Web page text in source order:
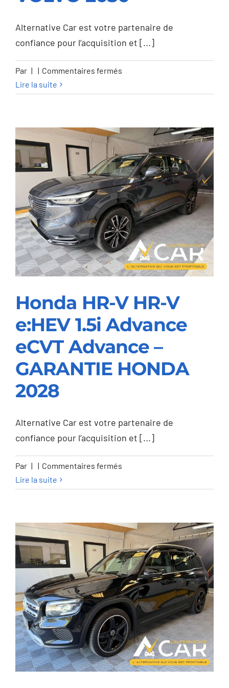
Alternative Car est votre partenaire de
confiance pour l’acquisition et [...]
Par | | Commentaires fermés
C40
82
kWh
Recharge
Twin
Launch
Edition
pure
lectric
–
GARANTIE
VOLVO
2030
Lire la suite
Honda HR-V HR-V
e:HEV 1.5i Advance
eCVT Advance –
GARANTIE HONDA
Honda HR-V HR-V
e:HEV 1.5i Advance
eCVT Advance –
GARANTIE HONDA
2028
Alternative Car est votre partenaire de
confiance pour l’acquisition et [...]
Par | | Commentaires fermés
HR-
HR-
V
e:HEV
1.5i
Advance
eCVT
Advance
–
GARANTIE
HONDA
2028
Lire la suite